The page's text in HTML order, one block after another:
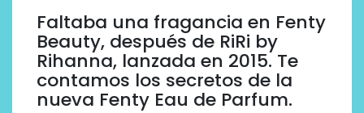
Faltaba una fragancia en Fenty
Beauty, después de RiRi by
Rihanna, lanzada en 2015. Te
contamos los secretos de la
nueva Fenty Eau de Parfum.